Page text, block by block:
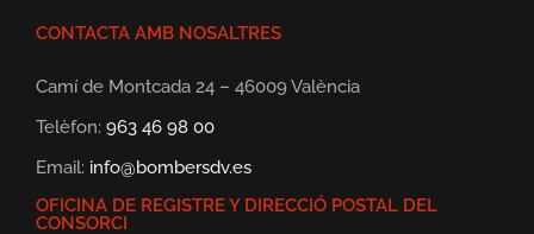
CONTACTA AMB NOSALTRES
Camí de Montcada 24 – 46009 València
Telèfon: 963 46 98 00
Email: info@bombersdv.es
OFICINA DE REGISTRE Y DIRECCIÓ POSTAL DEL
CONSORCI